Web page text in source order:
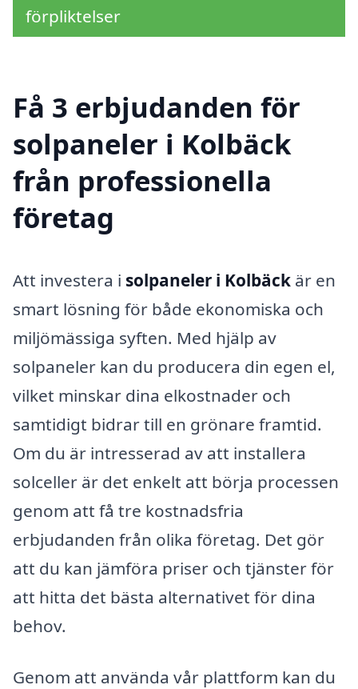
förpliktelser
Få 3 erbjudanden för
solpaneler i Kolbäck
från professionella
företag
Att investera i solpaneler i Kolbäck är en
smart lösning för både ekonomiska och
miljömässiga syften. Med hjälp av
solpaneler kan du producera din egen el,
vilket minskar dina elkostnader och
samtidigt bidrar till en grönare framtid.
Om du är intresserad av att installera
solceller är det enkelt att börja processen
genom att få tre kostnadsfria
erbjudanden från olika företag. Det gör
att du kan jämföra priser och tjänster för
att hitta det bästa alternativet för dina
behov.
Genom att använda vår plattform kan du